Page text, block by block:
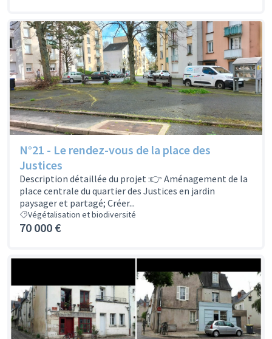
N°21 - Le rendez-vous de la place des
Justices
Description détaillée du projet :👉 Aménagement de la
place centrale du quartier des Justices en jardin
paysager et partagé; Créer...
Végétalisation et biodiversité
70 000 €